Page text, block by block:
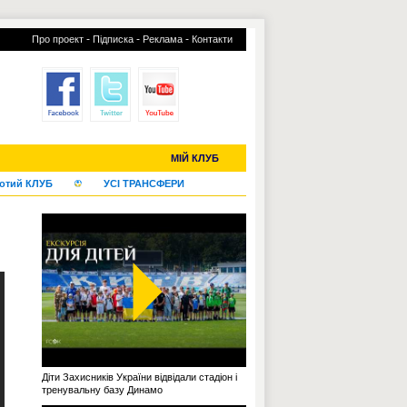
Про проект - Підписка - Реклама - Контакти
МІЙ КЛУБ
КЛУБ УСІ ТРАНСФЕРИ
Діти Захисників України відвідали стадіон і
тренувальну базу Динамо